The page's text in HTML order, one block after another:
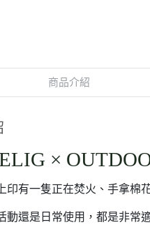
商品介紹
×
印有一隻正在焚火、手拿棉
動還是日常使用，都是非常